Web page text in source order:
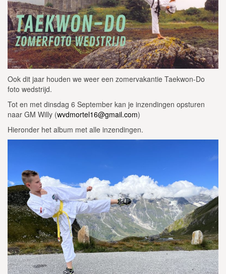
Ook dit jaar houden we weer een zomervakantie Taekwon-Do
foto wedstrijd.
Tot en met dinsdag 6 September kan je inzendingen opsturen
naar GM Willy (wvdmortel16@gmail.com)
Hieronder het album met alle inzendingen.